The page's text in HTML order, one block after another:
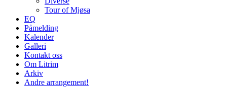
Tour of Mjøsa
EQ
Påmelding
Kalender
Galleri
Kontakt oss
Om Litrim
Arkiv
Andre arrangement!